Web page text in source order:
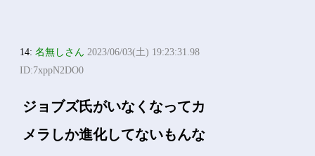
14:名無しさん 2023/06/03(土) 19:23:31.98
ID:7xppN2DO0
ジョブズ氏がいなくなってカ
メラしか進化してないもんな